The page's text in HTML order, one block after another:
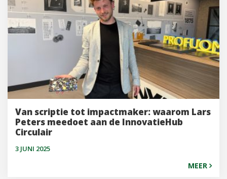
Van scriptie tot impactmaker: waarom Lars
Peters meedoet aan de InnovatieHub
Circulair
3 JUNI 2025
MEER